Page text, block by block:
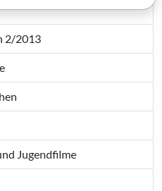
2/2013
Jugendfilme